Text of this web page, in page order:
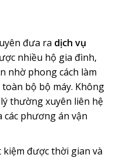
đưa ra dịch vụ
nhiều hộ gia đình,
nhờ phong cách làm
bộ bộ máy. Không
thường xuyên liên hệ
phương án vận
được thời gian và